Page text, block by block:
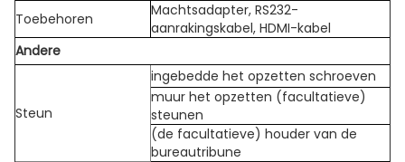
Toebehoren
Machtsadapter, RS232-
aanrakingskabel, HDMI-kabel
Andere
Steun
ingebedde het opzetten schroeven
muur het opzetten (facultatieve)
steunen
(de facultatieve) houder van de
bureautribune